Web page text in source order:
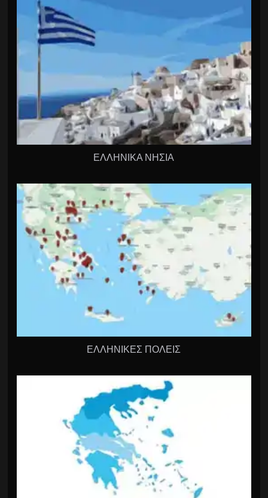
ΕΛΛΗΝΙΚΑ ΝΗΣΙΑ
ΕΛΛΗΝΙΚΕΣ ΠΟΛΕΙΣ